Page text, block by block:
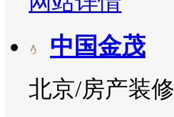
中国金茂
北京/房产装修